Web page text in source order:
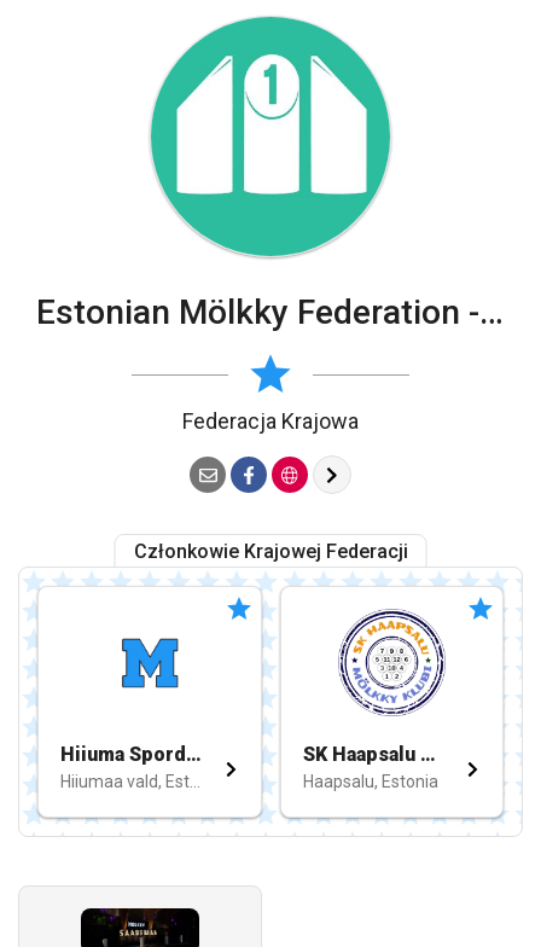
Estonian Mölkky Federation - Eesti Mölkky Klubide Liit
Federacja Krajowa
Członkowie Krajowej Federacji
Hiiuma Spordiklubi Kärdla SK Haapsalu Mölkky Klubi
Haapsalu, Estonia